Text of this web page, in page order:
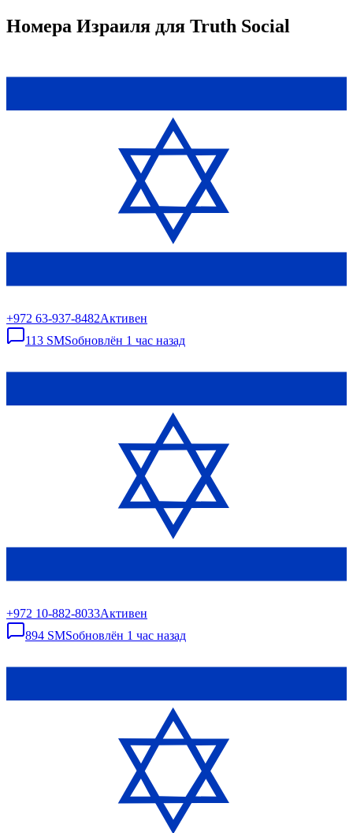
Номера Израиля для Truth Social
+972 63-937-8482Активен
113 SMSобновлён 1 час назад
+972 10-882-8033Активен
894 SMSобновлён 1 час назад